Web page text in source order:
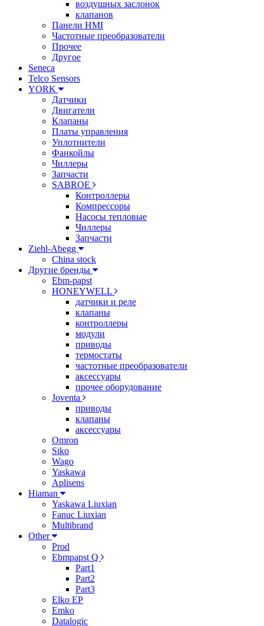
воздушных заслонок
клапанов
Панели HMI
Частотные преобразователи
Прочее
Другое
Seneca
Telco Sensors
YORK
Датчики
Двигатели
Клапаны
Платы управления
Уплотнители
Фанкойлы
Чиллеры
Запчасти
SABROE
Контроллеры
Компрессоры
Насосы тепловые
Чиллеры
Запчасти
Ziehl-Abegg
China stock
Другие бренды
Ebm-papst
HONEYWELL
датчики и реле
клапаны
контроллеры
модули
приводы
термостаты
частотные преобразователи
аксессуары
прочее оборудование
Joventa
приводы
клапаны
аксессуары
Omron
Siko
Wago
Yaskawa
Aplisens
Hiaman
Yaskawa Liuxian
Fanuc Liuxian
Multibrand
Other
Prod
Ebmpapst Q
Part1
Part2
Part3
Elko EP
Emko
Datalogic